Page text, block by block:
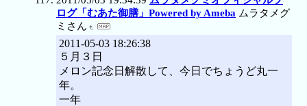
ログ「むあた御膳」Powered by Ameba ムラタメグ
ミさん
2011-05-03 18:26:38
５月３日
メロン記念日解散して、今日でちょうど丸一
年。
一年